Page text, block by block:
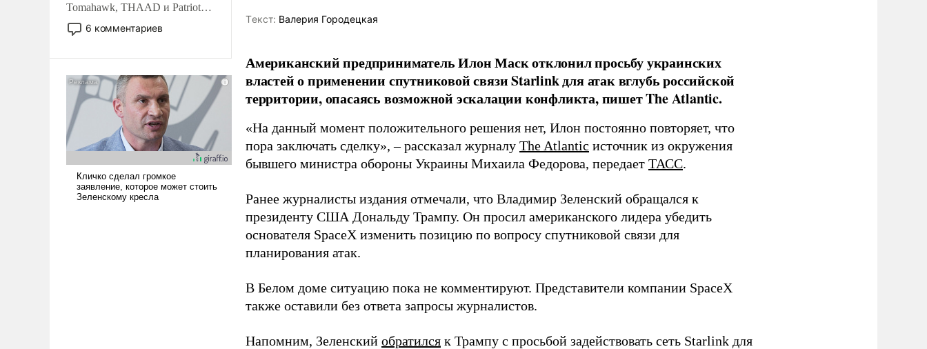
Tomahawk, THAAD и Patriot
США потребуется более трех
лет. Даже небольшая война с
Сложившаяся ситуация
означает многолетний период
уязвимости США, например,
перед Китаем.
6 комментариев
Tекст: Валерия Городецкая
Американский предприниматель Илон Маск отклонил просьбу украинских
властей о применении спутниковой связи Starlink для атак вглубь российской
территории, опасаясь возможной эскалации конфликта, пишет The Atlantic.
«На данный момент положительного решения нет, Илон постоянно повторяет, что
пора заключать сделку», – рассказал журналу The Atlantic источник из окружения
бывшего министра обороны Украины Михаила Федорова, передает ТАСС.
Ранее журналисты издания отмечали, что Владимир Зеленский обращался к
президенту США Дональду Трампу. Он просил американского лидера убедить
основателя SpaceX изменить позицию по вопросу спутниковой связи для
планирования атак.
В Белом доме ситуацию пока не комментируют. Представители компании SpaceX
также оставили без ответа запросы журналистов.
Напомним, Зеленский обратился к Трампу с просьбой задействовать сеть Starlink для